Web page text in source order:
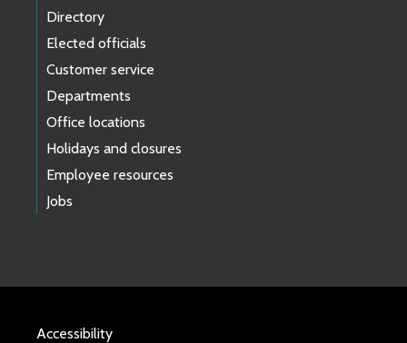
Directory
Elected officials
Customer service
Departments
Office locations
Holidays and closures
Employee resources
Jobs
Accessibility